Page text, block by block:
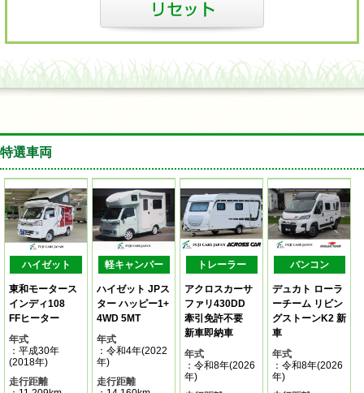
特選車両
ハイゼット
東和モータース
インディ108
FFヒーター
年式
：平成30年
(2018年)
走行距離
軽キャンパー
ハイゼット JPス
ター ハッピー1+
4WD 5MT
年式
：令和4年(2022
年)
走行距離
トレーラー
アクロスカーサ
ファリ430DD
牽引免許不要
新車即納車
年式
：令和8年(2026
年)
バンコン
デュカト ローラ
ーチーム リビン
グストーンK2 新
車
年式
：令和8年(2026
年)